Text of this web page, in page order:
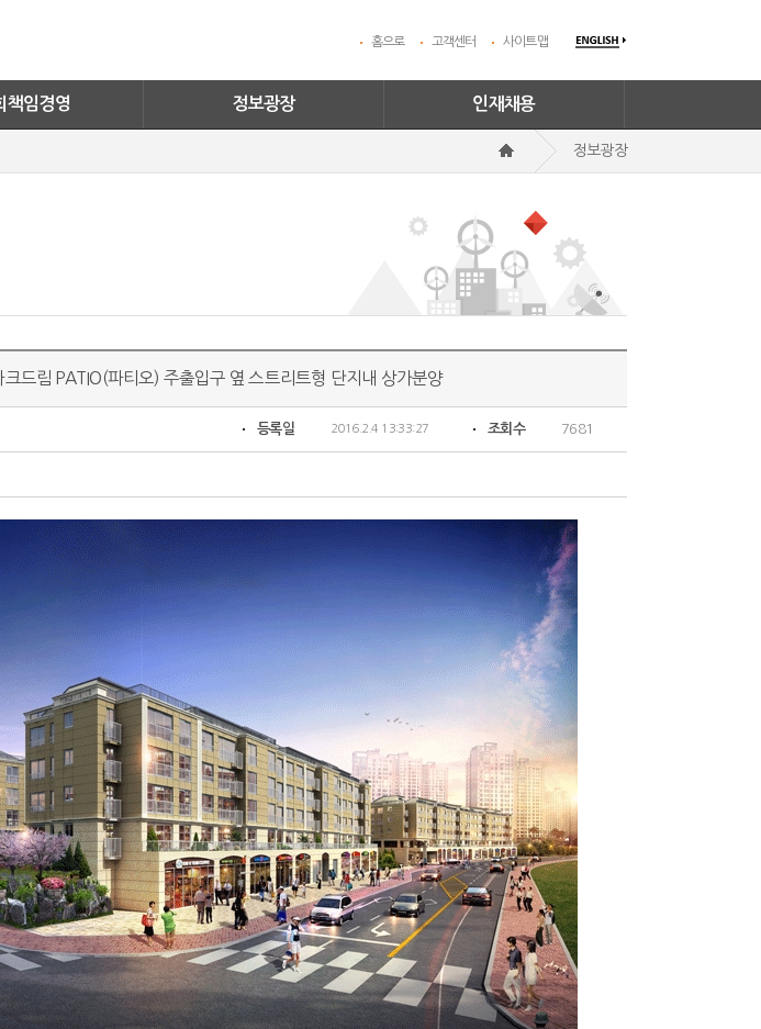
홈으로 고객센터 사이트맵
책임경영 정보광장 인재채용
정보광장
크드림 PATIO(파티오) 주출입구 옆 스트리트형 단지내 상가분양
등록일 2016.2.4 13:33:27 조회수 7681